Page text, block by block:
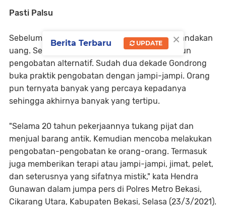
Pasti Palsu
Sebelumnya Gondrong mengaku bisa menggandakan
uang. Selama ini dia juga dikenal sebagai dukun
pengobatan alternatif. Sudah dua dekade Gondrong
buka praktik pengobatan dengan jampi-jampi. Orang
pun ternyata banyak yang percaya kepadanya
sehingga akhirnya banyak yang tertipu.
"Selama 20 tahun pekerjaannya tukang pijat dan
menjual barang antik. Kemudian mencoba melakukan
pengobatan-pengobatan ke orang-orang. Termasuk
juga memberikan terapi atau jampi-jampi, jimat, pelet,
dan seterusnya yang sifatnya mistik," kata Hendra
Gunawan dalam jumpa pers di Polres Metro Bekasi,
Cikarang Utara, Kabupaten Bekasi, Selasa (23/3/2021).
×
Berita Terbaru UPDATE